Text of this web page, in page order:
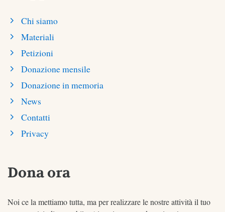
Chi siamo
Materiali
Petizioni
Donazione mensile
Donazione in memoria
News
Contatti
Privacy
Dona ora
Noi ce la mettiamo tutta, ma per realizzare le nostre attività il tuo